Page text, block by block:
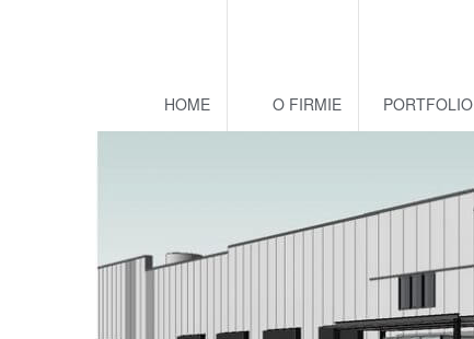
HOME O FIRMIE PORTFOLIO